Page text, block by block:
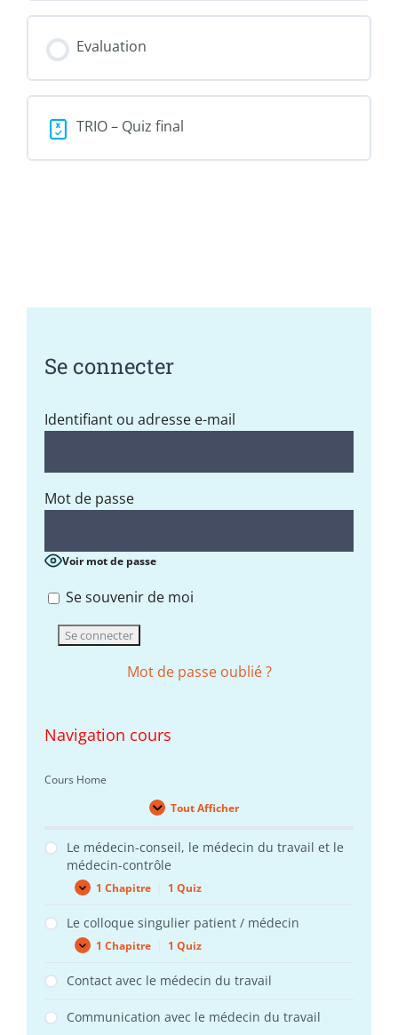
Evaluation
TRIO – Quiz final
Se connecter
Identifiant ou adresse e-mail
Mot de passe
Voir mot de passe
Se souvenir de moi
Mot de passe oublié ?
Navigation cours
Cours Home
Tout Afficher
Leçons
Le médecin-conseil, le médecin du travail et le
médecin-contrôle
Expand
Le
conseil,
médecin
travail
et
médecin-
contrôle
1 Chapitre 1 Quiz
Le colloque singulier patient / médecin
Expand
Le
singulier
médecin
1 Chapitre 1 Quiz
Contact avec le médecin du travail
Communication avec le médecin du travail